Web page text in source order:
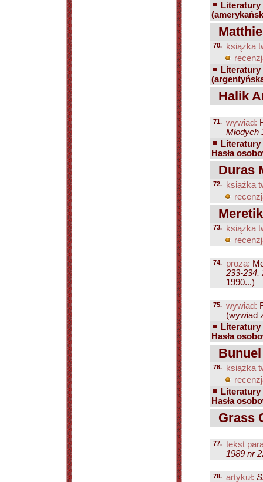
Literatury
70.
książka
Literatury
Halik
71. wywiad:
Młodych
Literatury
Hasła
Duras
72.
książka
73.
książka
74. proza:
233-234,
1990...)
75. wywiad:
(wywiad
Literatury
Hasła
76.
książka
Literatury
Hasła
Grass
77. tekst
1989 nr
78. artykuł: